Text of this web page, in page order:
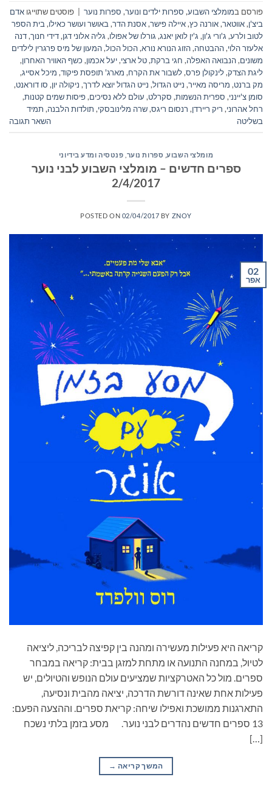
פורסם במומלצי השבוע, ספרות ילדים ונוער, ספרות נוער פוסטים שתוייגו אדם
ביצ'ן,אווטאר,אורנה כץ,איילה פישר,אסנת הדר, באושר ועושר כאילו, בית הספר
לטוב ולרע, ג'ורי ג'ון, ג'ין לואן יאנג, גורלו של אפולו, גליה אלוני דגן,דידי חנוך,דנה
אלעזר הלוי,ההבטחה,הזוג הנורא נורא,הכול הכול,המעון של מיס פרגרין לילדים
משונים,הנבואה האפלה, חגי ברקת,טל ארצי,יעל אכמון, כשף האוויר האחרון,
ליגת הצדק,לינקולן פרס,לשבור את הקרח, מארג' תופסת פיקוד, מיכל אסייג,
מק ברנט, מריסה מאייר, נייט הגדול, נייט הגדול יוצא לדרך, ניקולה יון, סו דוראנט,
סומן צ'יינני, ספרית הנשמות, סקרלט, עולם ללא נסיכים,פיסות שמים קטנות,
רחל אהרוני, ריק ריירדן, רנסום ריגס,שרה מלינובסקי, תולדות הלבנה, תמיד
בשליטה
השאר תגובה
מומלצי השבוע, ספרות נוער פנטסיה ומדע בידיוני
ספרים חדשים – מומלצי השבוע לבני נוער
2/4/2017
POSTED ON 02/04/2017 BY ZNOY
02
אפר
קריאה היא פעילות מעשירה ומהנה בין קפיצה לבריכה, ליציאה
לטיול, במחנה התנועה או מתחת למזגן בבית: קריאה במבחר
ספרים. מול כל האטרקציות שמציעים עולם הנופש והטיולים, יש
פעילות אחת שאינה דורשת הדרכה, יציאה מהבית ונסיעה,
התארגנות ממושכת ואפילו שיחה: קריאת ספרים. וההצעה הפעם:
13 ספרים חדשים נהדרים לבני נוער. מסע בזמן בלתי נשכח
[…]
המשך קריאה →